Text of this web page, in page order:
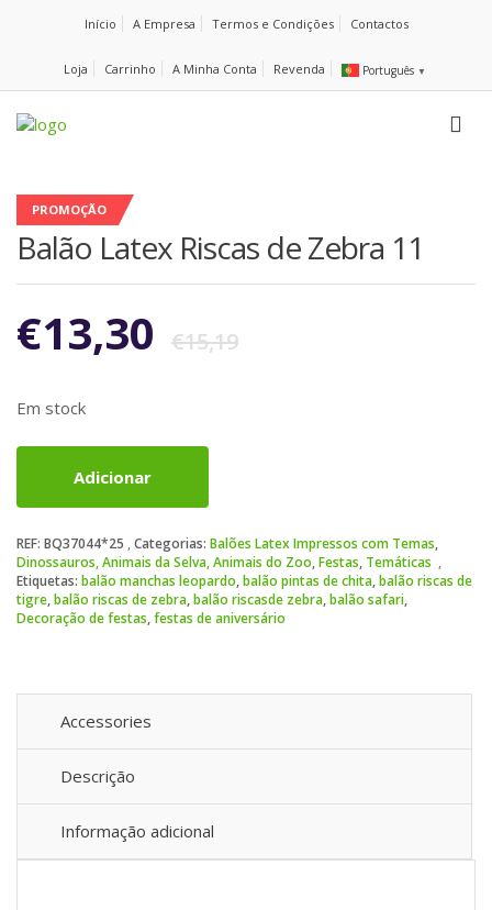
Início A Empresa Termos e Condições Contactos
Loja Carrinho A Minha Conta Revenda Português ▼
PROMOÇÃO
Balão Latex Riscas de Zebra 11
€15,19
€13,30
Em stock
Adicionar
REF: BQ37044*25 Categorias: Balões Latex Impressos com Temas,
Dinossauros, Animais da Selva, Animais do Zoo,Festas, Temáticas
Etiquetas: balão manchas leopardo,balão pintas de chita,balão riscas de
tigre,balão riscas de zebra,balão riscasde zebra,balão safari,
Decoração de festas,festas de aniversário
Accessories
Descrição
Informação adicional